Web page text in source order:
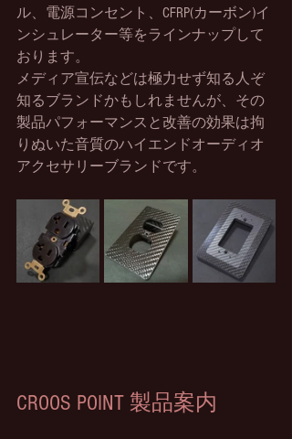
ル、電源コンセント、CFRP(カーボン)イ
ンシュレーター等をラインナップして
おります。
メディア宣伝などは極力せず知る人ぞ
知るブランドかもしれませんが、その
製品パフォーマンスと改善の効果は拘
りぬいた音質のハイエンドオーディオ
アクセサリーブランドです。
CROOS POINT 製品案内